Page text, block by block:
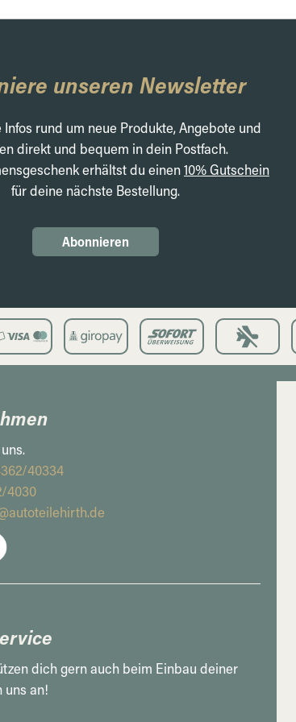
unseren Newsletter
rund um neue Produkte, Angebote und
direkt und bequem in dein Postfach.
erhältst du einen10% Gutschein
für deine nächste Bestellung.
Abonnieren
40334
4030
dich gern auch beim Einbau deiner
uns an!